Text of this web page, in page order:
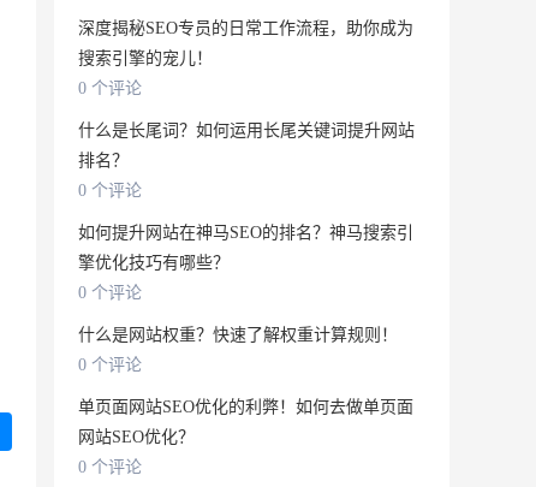
深度揭秘SEO专员的日常工作流程，助你成为
搜索引擎的宠儿！
0 个评论
什么是长尾词？如何运用长尾关键词提升网站
排名？
0 个评论
如何提升网站在神马SEO的排名？神马搜索引
擎优化技巧有哪些？
0 个评论
什么是网站权重？快速了解权重计算规则！
0 个评论
单页面网站SEO优化的利弊！如何去做单页面
网站SEO优化？
0 个评论